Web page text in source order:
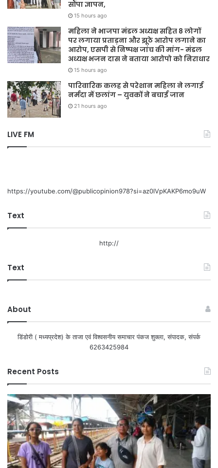
सौंपा ज्ञापन,
15 hours ago
महिला ने भाजपा मंडल अध्यक्ष सहित 8 लोगों
पर लगाया प्रताड़ना और झूठे आरोप लगाने का
आरोप, एसपी से निष्पक्ष जांच की मांग- मंडल
अध्यक्ष भजन दास ने बताया आरोपो को निराधार
15 hours ago
पारिवारिक कलह से परेशान महिला ने लगाई
नर्मदा में छलांग – युवकों ने बचाई जान
21 hours ago
LIVE FM
https://youtube.com/@publicopinion978?si=az0lVpKAKP6mo9uW
Text
http://
Text
About
डिंडोरी ( मध्यप्रदेश) के ताजा एवं विश्वसनीय समाचार पंकज शुक्ला, संपादक, संपर्क
6263425984
Recent Posts